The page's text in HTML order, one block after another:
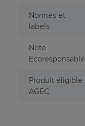
Normes et
labels
Note
Ecoresponsable
Produit éligible
AGEC